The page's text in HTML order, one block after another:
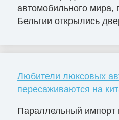
автомобильного мира,
Бельгии открылись
Любители люксовых
пересаживаются на
Параллельный импорт